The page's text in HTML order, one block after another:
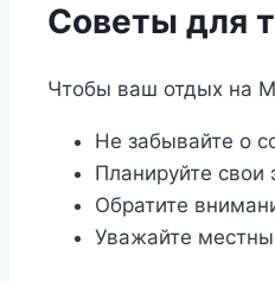
Советы для
Чтобы ваш отдых на
Не забывайте о
Планируйте свои
Обратите
Уважайте